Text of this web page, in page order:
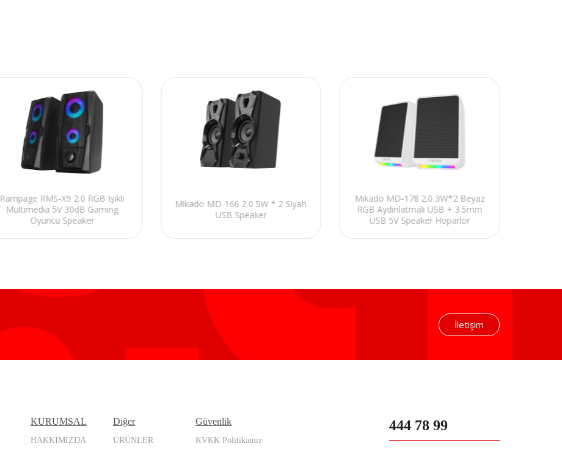
Rampage RMS-X9 2.0 RGB Işıklı
Multimedia 5V 30dB Gaming
Oyuncu Speaker
Mikado MD-166 2.0 5W * 2 Siyah
USB Speaker
Mikado MD-178 2.0 3W*2 Beyaz
RGB Aydınlatmalı USB + 3.5mm
USB 5V Speaker Hoparlör
İletişim
KURUMSAL
HAKKIMIZDA
Diğer
ÜRÜNLER
Güvenlik
KVKK Politikamız
444 78 99